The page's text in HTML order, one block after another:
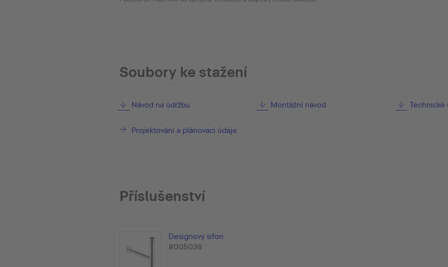
Soubory ke stažení
Návod na údržbu Montážní návod Technické
Projektování a plánovací údaje
Příslušenství
Designový sifon
#005036